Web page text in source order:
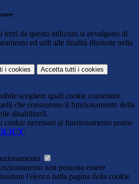
terzi da questo utilizzati si avvalgono di
ed utili alle finalità illustrate nella
i cookies Accetta tutti i cookies
scegliere quali cookie consentire.
che consentono il funzionamento della
disabilitarli.
cookie necessari al funzionamento potete
.
non possono essere
l'elenco nella pagina della cookie